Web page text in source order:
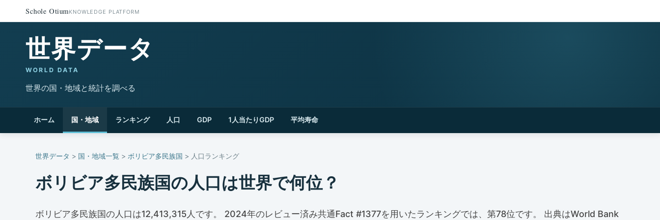
Schole OtiumKNOWLEDGE PLATFORM
世界データ
WORLD DATA
世界の国・地域と統計を調べる
ホーム 国・地域 ランキング 人口 GDP 1人当たりGDP 平均寿命
世界データ > 国・地域一覧 > ボリビア多民族国 > 人口ランキング
ボリビア多民族国の人口は世界で何位？
ボリビア多民族国の人口は12,413,315人です。 2024年のレビュー済み共通Fact #1377を用いたランキングでは、第78位です。 出典はWorld Bank